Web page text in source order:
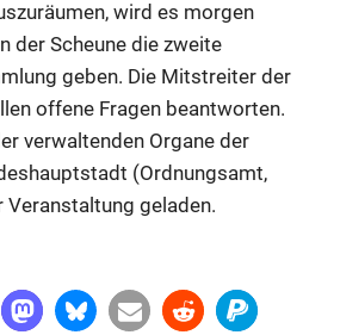
wird es morgen
der Scheune die zweite
geben. Die Mitstreiter der
offene Fragen beantworten.
verwaltenden Organe der
(Ordnungsamt,
Veranstaltung geladen.